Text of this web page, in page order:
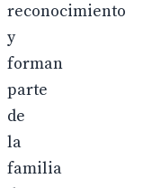
reconocimiento
y
forman
parte
de
la
familia